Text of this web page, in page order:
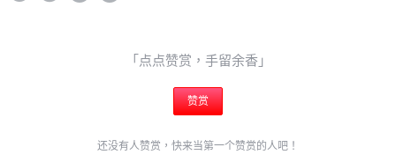
「点点赞赏，手留余香」
赞赏
还没有人赞赏，快来当第一个赞赏的人吧！